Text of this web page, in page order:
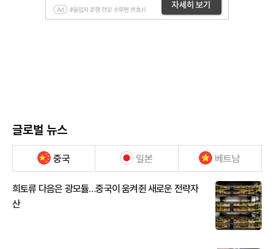
글로벌 뉴스
중국 일본 베트남
희토류 다음은 광모듈…중국이 움켜쥔 새로운 전략자
산